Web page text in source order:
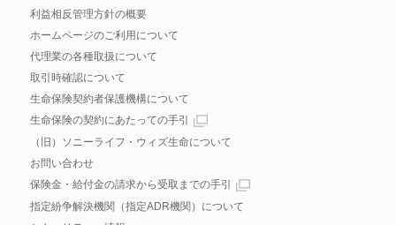
利益相反管理方針の概要
ホームページのご利用について
代理業の各種取扱について
取引時確認について
生命保険契約者保護機構について
生命保険の契約にあたっての手引
（旧）ソニーライフ・ウィズ生命について
お問い合わせ
保険金・給付金の請求から受取までの手引
指定紛争解決機関（指定ADR機関）について